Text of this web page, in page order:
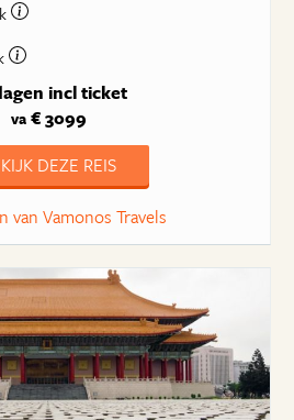
incl ticket
va€ 3099
DEZE REIS
van Vamonos Travels